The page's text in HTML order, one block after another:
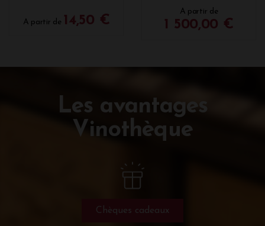
A partir de 14,50 €
A partir de
1 500,00 €
Les avantages
Vinothèque
Chèques cadeaux